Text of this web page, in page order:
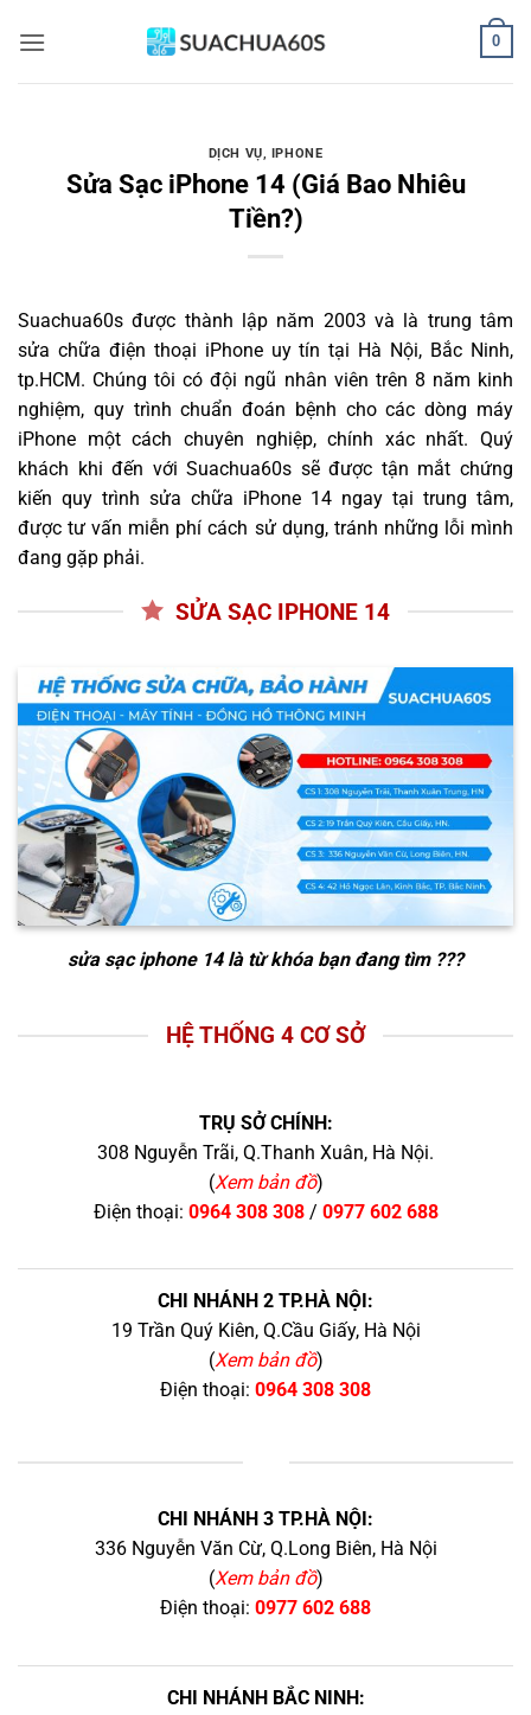
qua
0
DỊCH VỤ, IPHONE
Sửa Sạc iPhone 14 (Giá Bao Nhiêu
Tiền?)
Suachua60s được thành lập năm 2003 và là trung tâm
sửa chữa điện thoại iPhone uy tín tại Hà Nội, Bắc Ninh,
tp.HCM. Chúng tôi có đội ngũ nhân viên trên 8 năm kinh
nghiệm, quy trình chuẩn đoán bệnh cho các dòng máy
iPhone một cách chuyên nghiệp, chính xác nhất. Quý
khách khi đến với Suachua60s sẽ được tận mắt chứng
kiến quy trình sửa chữa iPhone 14 ngay tại trung tâm,
được tư vấn miễn phí cách sử dụng, tránh những lỗi mình
đang gặp phải.
SỬA SẠC IPHONE 14
sửa sạc iphone 14là từ khóa bạn đang tìm ???
HỆ THỐNG 4 CƠ SỞ
TRỤ SỞ CHÍNH:
308 Nguyễn Trãi, Q.Thanh Xuân, Hà Nội.
(Xem bản đồ)
Điện thoại: 0964 308 308/ 0977 602 688
CHI NHÁNH 2 TP.HÀ NỘI:
19 Trần Quý Kiên, Q.Cầu Giấy, Hà Nội
(Xem bản đồ)
Điện thoại: 0964 308 308
CHI NHÁNH 3 TP.HÀ NỘI:
336 Nguyễn Văn Cừ, Q.Long Biên, Hà Nội
(Xem bản đồ)
Điện thoại: 0977 602 688
CHI NHÁNH BẮC NINH: